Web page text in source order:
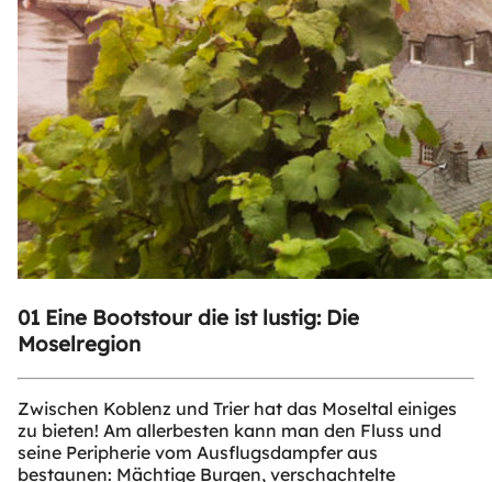
01 Eine Bootstour die ist lustig: Die
Moselregion
Zwischen Koblenz und Trier hat das Moseltal einiges
zu bieten! Am allerbesten kann man den Fluss und
seine Peripherie vom Ausflugsdampfer aus
bestaunen: Mächtige Burgen, verschachtelte